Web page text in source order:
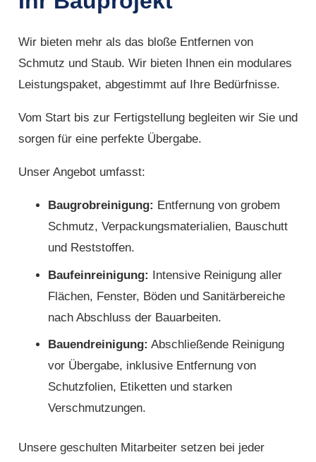
Wir bieten mehr als das bloße Entfernen von
Schmutz und Staub. Wir bieten Ihnen ein modulares
Leistungspaket, abgestimmt auf Ihre Bedürfnisse.
Vom Start bis zur Fertigstellung begleiten wir Sie und
sorgen für eine perfekte Übergabe.
Unser Angebot umfasst:
Baugrobreinigung: Entfernung von grobem
Schmutz, Verpackungsmaterialien, Bauschutt
und Reststoffen.
Baufeinreinigung: Intensive Reinigung aller
Flächen, Fenster, Böden und Sanitärbereiche
nach Abschluss der Bauarbeiten.
Bauendreinigung: Abschließende Reinigung
vor Übergabe, inklusive Entfernung von
Schutzfolien, Etiketten und starken
Verschmutzungen.
Unsere geschulten Mitarbeiter setzen bei jeder